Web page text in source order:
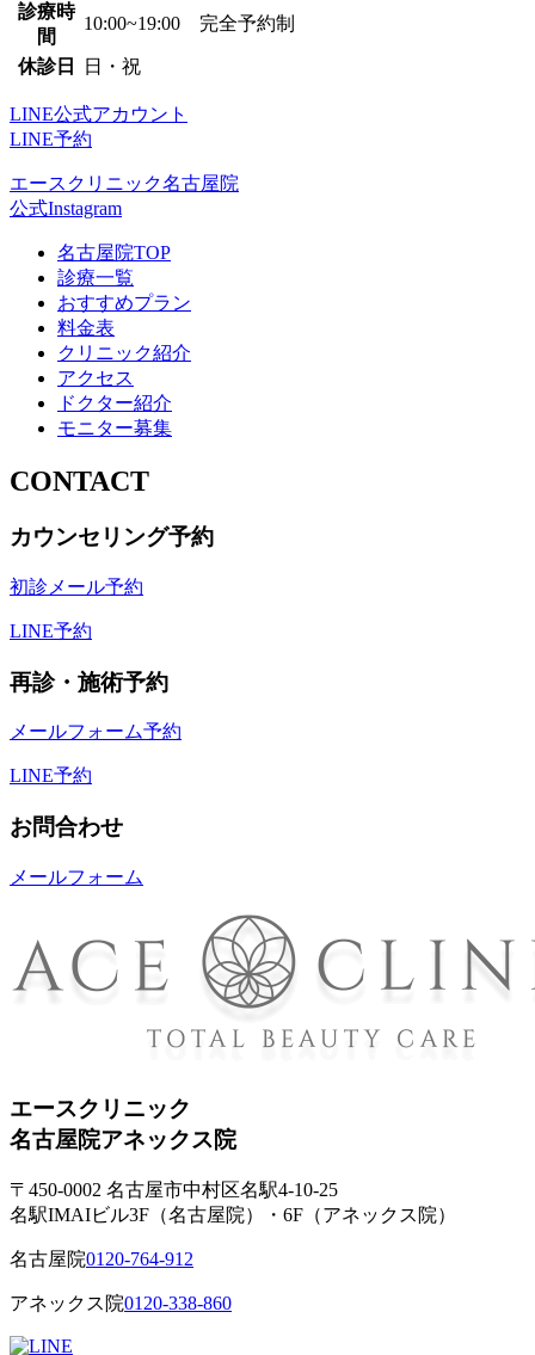
診療時
間
10:00~19:00 完全予約制
休診日 日・祝
LINE公式アカウント
LINE予約
エースクリニック名古屋院
公式Instagram
名古屋院TOP
診療一覧
おすすめプラン
料金表
クリニック紹介
アクセス
ドクター紹介
モニター募集
CONTACT
カウンセリング予約
初診メール予約
LINE予約
再診・施術予約
メールフォーム予約
LINE予約
お問合わせ
メールフォーム
エースクリニック
名古屋院アネックス院
〒450-0002 名古屋市中村区名駅4-10-25
名駅IMAIビル3F（名古屋院）・6F（アネックス院）
名古屋院0120-764-912
アネックス院0120-338-860